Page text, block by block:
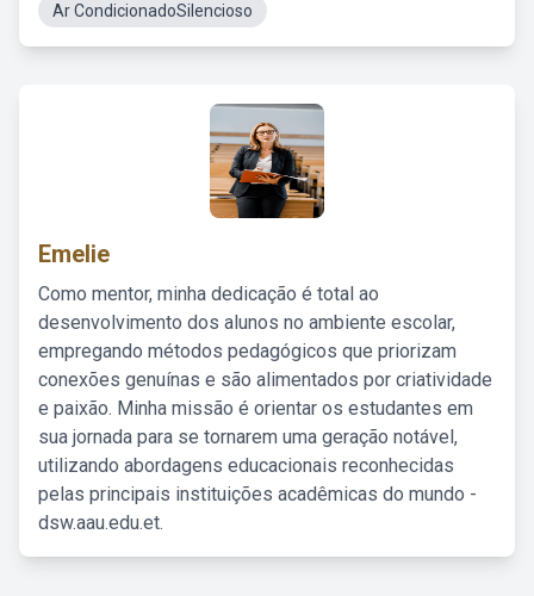
Ar CondicionadoSilencioso
Emelie
Como mentor, minha dedicação é total ao
desenvolvimento dos alunos no ambiente escolar,
empregando métodos pedagógicos que priorizam
conexões genuínas e são alimentados por criatividade
e paixão. Minha missão é orientar os estudantes em
sua jornada para se tornarem uma geração notável,
utilizando abordagens educacionais reconhecidas
pelas principais instituições acadêmicas do mundo -
dsw.aau.edu.et.